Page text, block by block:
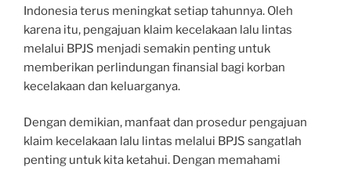
Indonesia terus meningkat setiap tahunnya. Oleh
karena itu, pengajuan klaim kecelakaan lalu lintas
melalui BPJS menjadi semakin penting untuk
memberikan perlindungan finansial bagi korban
kecelakaan dan keluarganya.
Dengan demikian, manfaat dan prosedur pengajuan
klaim kecelakaan lalu lintas melalui BPJS sangatlah
penting untuk kita ketahui. Dengan memahami